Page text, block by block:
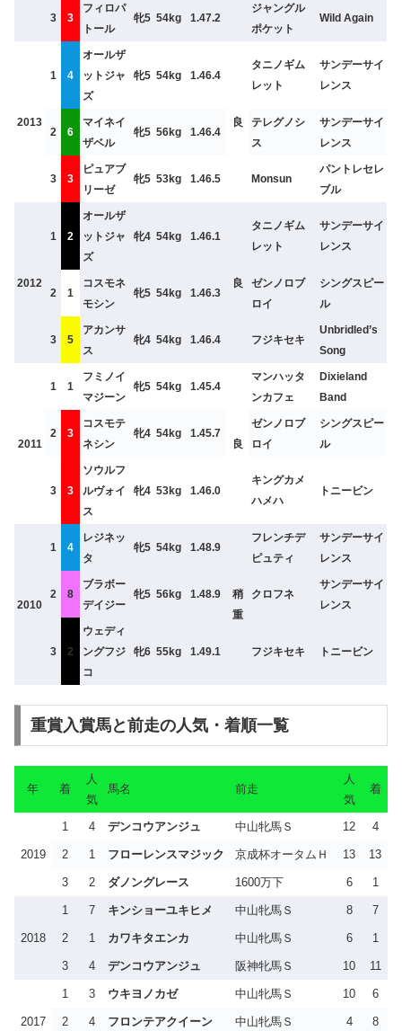
3 3
フィロパ
トール
牝5 54kg 1.47.2
ジャングル
ポケット
Wild Again
2013
1 4
オールザ
ットジャ
ズ
牝5 54kg 1.46.4
良
タニノギム
レット
サンデーサイ
レンス
2 6
マイネイ
ザベル
牝5 56kg 1.46.4
テレグノシ
ス
サンデーサイ
レンス
3 3
ピュアブ
リーゼ
牝5 53kg 1.46.5 Monsun
パントレセレ
ブル
2012
1 2
オールザ
ットジャ
ズ
牝4 54kg 1.46.1
良
タニノギム
レット
サンデーサイ
レンス
2 1
コスモネ
モシン
牝5 54kg 1.46.3
ゼンノロブ
ロイ
シングスピー
ル
3 5
アカンサ
ス
牝4 54kg 1.46.4 フジキセキ
Unbridled’s
Song
2011
1 1
フミノイ
マジーン
牝5 54kg 1.45.4
良
マンハッタ
ンカフェ
Dixieland
Band
2 3
コスモテ
ネシン
牝4 54kg 1.45.7
ゼンノロブ
ロイ
シングスピー
ル
3 3
ソウルフ
ルヴォイ
ス
牝4 53kg 1.46.0
キングカメ
ハメハ
トニービン
2010
1 4
レジネッ
タ
牝5 54kg 1.48.9
稍
重
フレンチデ
ピュティ
サンデーサイ
レンス
2 8
ブラボー
デイジー
牝5 56kg 1.48.9 クロフネ
サンデーサイ
レンス
3 2
ウェディ
ングフジ
コ
牝6 55kg 1.49.1 フジキセキ トニービン
重賞入賞馬と前走の人気・着順一覧
年 着
人
気
馬名 前走
人
気
着
2019
1 4 デンコウアンジュ 中山牝馬Ｓ 12 4
2 1 フローレンスマジック 京成杯オータムＨ 13 13
3 2 ダノングレース 1600万下 6 1
2018
1 7 キンショーユキヒメ 中山牝馬Ｓ 8 7
2 1 カワキタエンカ 中山牝馬Ｓ 6 1
3 4 デンコウアンジュ 阪神牝馬Ｓ 10 11
2017
1 3 ウキヨノカゼ 中山牝馬Ｓ 10 6
2 4 フロンテアクイーン 中山牝馬Ｓ 4 8